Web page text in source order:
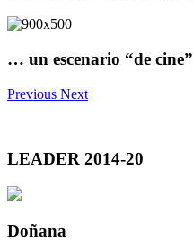
… un escenario “de cine”
Previous Next
LEADER 2014-20
Doñana